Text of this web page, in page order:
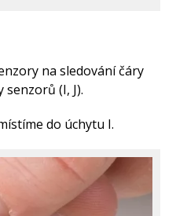
na sledování čáry
senzorů (I, J).
do úchytu I.